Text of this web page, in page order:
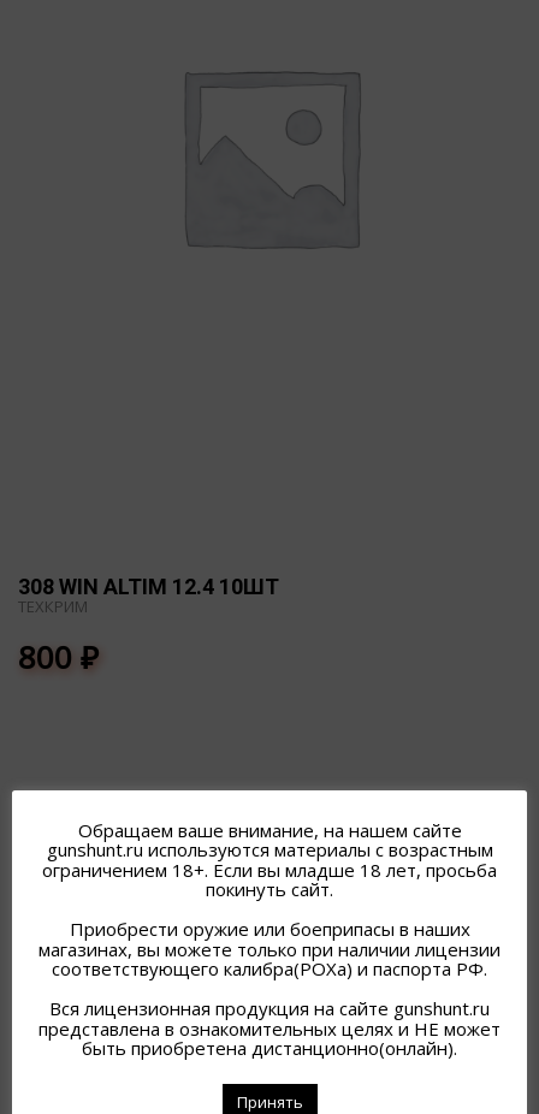
308 WIN ALTIM 12.4 10ШТ
ТЕХКРИМ
800₽
ПОХОЖИЕ ТОВАРЫ
Обращаем ваше внимание, на нашем сайте
gunshunt.ru используются материалы с возрастным
ограничением 18+. Если вы младше 18 лет, просьба
покинуть сайт.
Приобрести оружие или боеприпасы в наших
магазинах, вы можете только при наличии лицензии
соответствующего калибра(РОХа) и паспорта РФ.
Вся лицензионная продукция на сайте gunshunt.ru
представлена в ознакомительных целях и НЕ может
быть приобретена дистанционно(онлайн).
Принять